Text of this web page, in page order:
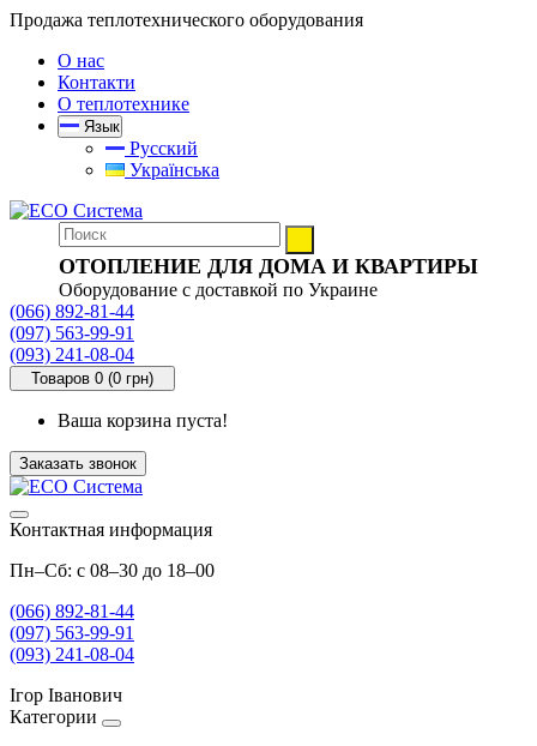
Продажа теплотехнического оборудования
О нас
Контакти
О теплотехнике
Язык
Русский
Українська
ОТОПЛЕНИЕ ДЛЯ ДОМА И КВАРТИРЫ
Оборудование с доставкой по Украине
(066) 892-81-44
(097) 563-99-91
(093) 241-08-04
Товаров 0 (0 грн)
Ваша корзина пуста!
Заказать звонок
Контактная информация
Пн–Сб: с 08–30 до 18–00
(066) 892-81-44
(097) 563-99-91
(093) 241-08-04
Ігор Іванович
Категории